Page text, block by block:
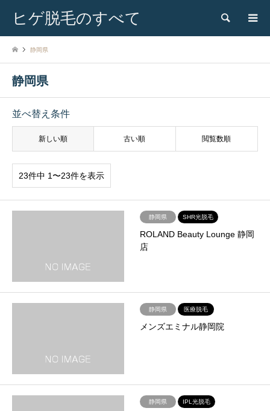
ヒゲ脱毛のすべて 検索
静岡県
静岡県
並べ替え条件
新しい順 古い順 閲覧数順
23件中 1〜23件を表示
静岡県 SHR光脱毛
ROLAND Beauty Lounge 静岡
店
静岡県 医療脱毛
メンズエミナル静岡院
静岡県 IPL光脱毛